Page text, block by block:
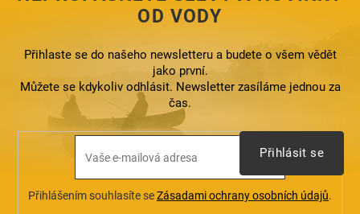
k
y
ý
p
i
s
u
OD VODY
Přihlaste se do našeho newsletteru a budete o všem vědět
jako první.
Můžete se kdykoliv odhlásit. Newsletter zasíláme jednou za
čas.
Přihlášením souhlasíte seZásadami ochrany osobních údajů.
Přihlásit se